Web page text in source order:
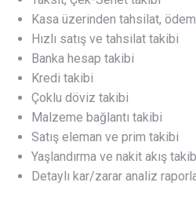
Kasa üzerinden tahsilat,
Hızlı satış ve tahsilat takibi
Banka hesap takibi
Kredi takibi
Çoklu döviz takibi
Malzeme bağlantı takibi
Satış eleman ve prim takibi
Yaşlandırma ve nakit akış
Detaylı kar/zarar analiz